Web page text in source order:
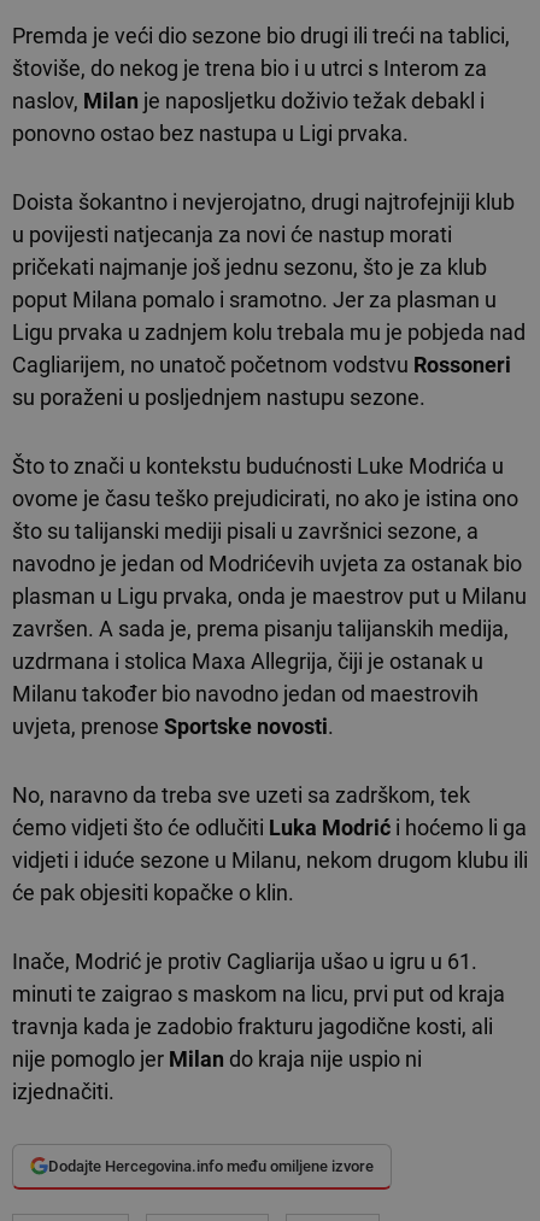
Premda je veći dio sezone bio drugi ili treći na tablici,
štoviše, do nekog je trena bio i u utrci s Interom za
naslov, Milan je naposljetku doživio težak debakl i
ponovno ostao bez nastupa u Ligi prvaka.
Doista šokantno i nevjerojatno, drugi najtrofejniji klub
u povijesti natjecanja za novi će nastup morati
pričekati najmanje još jednu sezonu, što je za klub
poput Milana pomalo i sramotno. Jer za plasman u
Ligu prvaka u zadnjem kolu trebala mu je pobjeda nad
Cagliarijem, no unatoč početnom vodstvu Rossoneri
su poraženi u posljednjem nastupu sezone.
Što to znači u kontekstu budućnosti Luke Modrića u
ovome je času teško prejudicirati, no ako je istina ono
što su talijanski mediji pisali u završnici sezone, a
navodno je jedan od Modrićevih uvjeta za ostanak bio
plasman u Ligu prvaka, onda je maestrov put u Milanu
završen. A sada je, prema pisanju talijanskih medija,
uzdrmana i stolica Maxa Allegrija, čiji je ostanak u
Milanu također bio navodno jedan od maestrovih
uvjeta, prenose Sportske novosti.
No, naravno da treba sve uzeti sa zadrškom, tek
ćemo vidjeti što će odlučiti Luka Modrić i hoćemo li ga
vidjeti i iduće sezone u Milanu, nekom drugom klubu ili
će pak objesiti kopačke o klin.
Inače, Modrić je protiv Cagliarija ušao u igru u 61.
minuti te zaigrao s maskom na licu, prvi put od kraja
travnja kada je zadobio frakturu jagodične kosti, ali
nije pomoglo jer Milan do kraja nije uspio ni
izjednačiti.
Dodajte Hercegovina.info među omiljene izvore